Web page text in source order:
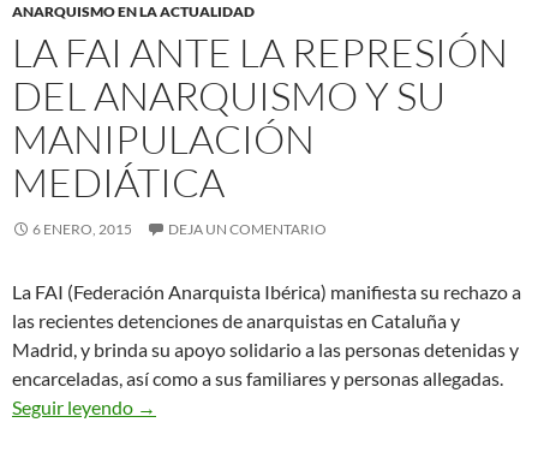
ANARQUISMO EN LA ACTUALIDAD
LA FAI ANTE LA REPRESIÓN
DEL ANARQUISMO Y SU
MANIPULACIÓN
MEDIÁTICA
6 ENERO, 2015 DEJA UN COMENTARIO
La FAI (Federación Anarquista Ibérica) manifiesta su rechazo a
las recientes detenciones de anarquistas en Cataluña y
Madrid, y brinda su apoyo solidario a las personas detenidas y
encarceladas, así como a sus familiares y personas allegadas.
Seguir leyendo La FAI ante la represión del anarquismo y su
→